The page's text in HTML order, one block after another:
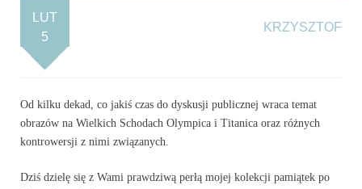
LUT
5
KRZYSZTOF
Od kilku dekad, co jakiś czas do dyskusji publicznej wraca temat
obrazów na Wielkich Schodach Olympica i Titanica oraz różnych
kontrowersji z nimi związanych.
Dziś dzielę się z Wami prawdziwą perłą mojej kolekcji pamiątek po